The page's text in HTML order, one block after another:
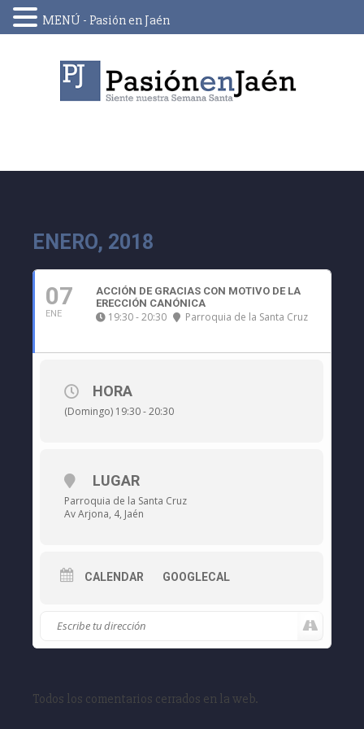
ENERO, 2018
07
ENE
ACCIÓN DE GRACIAS CON MOTIVO DE LA
ERECCIÓN CANÓNICA
19:30 - 20:30 Parroquia de la Santa Cruz
HORA
(Domingo) 19:30 - 20:30
LUGAR
Parroquia de la Santa Cruz
Av Arjona, 4, Jaén
CALENDAR GOOGLECAL
Todos los comentarios cerrados en la web.
MENÚ - Pasión en Jaén